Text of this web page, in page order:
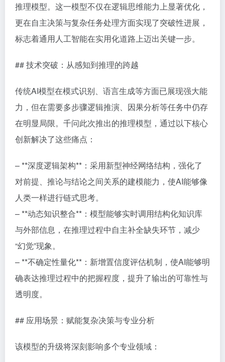
推理模型。这一模型不仅在逻辑思维能力上显著优化，
更在自主决策与复杂任务处理方面实现了突破性进展，
标志着通用人工智能在实用化道路上迈出关键一步。
## 技术突破：从感知到推理的跨越
传统AI模型在模式识别、语言生成等方面已展现强大能
力，但在需要多步骤逻辑推演、因果分析等任务中仍存
在明显局限。千问此次推出的推理模型，通过以下核心
创新解决了这些痛点：
– **深度逻辑架构**：采用新型神经网络结构，强化了
对前提、推论与结论之间关系的建模能力，使AI能够像
人类一样进行链式思考。
– **动态知识整合**：模型能够实时调用结构化知识库
与外部信息，在推理过程中自主补全缺失环节，减少
“幻觉”现象。
– **不确定性量化**：新增置信度评估机制，使AI能够明
确表达推理过程中的把握程度，提升了输出的可靠性与
透明度。
## 应用场景：赋能复杂决策与专业分析
该模型的升级将深刻影响多个专业领域：